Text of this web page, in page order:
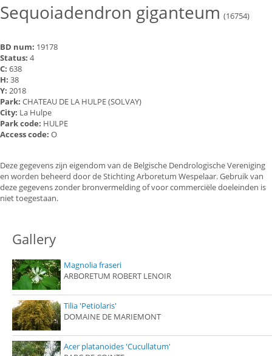
Sequoiadendron giganteum (16754)
BD num: 19178
Status: 4
C: 638
H: 38
Y: 2018
Park: CHATEAU DE LA HULPE (SOLVAY)
City: La Hulpe
Park code: HULPE
Access code: O
Deze gegevens zijn eigendom van de Belgische Dendrologische Vereniging
en worden beheerd door de Stichting Arboretum Wespelaar. Gebruik van
deze gegevens zonder bronvermelding of voor commerciële doeleinden is
niet toegestaan.
Gallery
Magnolia fraseri
ARBORETUM ROBERT LENOIR
Tilia 'Petiolaris'
DOMAINE DE MARIEMONT
Acer platanoides 'Cucullatum'